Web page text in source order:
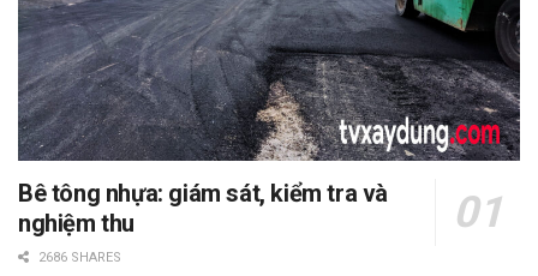
Bê tông nhựa: giám sát, kiểm tra và
nghiệm thu
2686 SHARES